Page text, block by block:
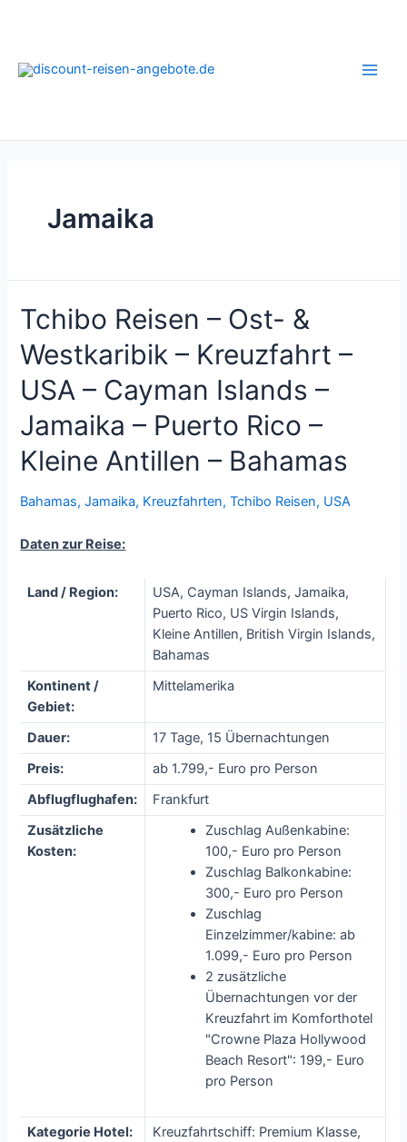
Jamaika
Tchibo Reisen – Ost- &
Westkaribik – Kreuzfahrt –
USA – Cayman Islands –
Jamaika – Puerto Rico –
Kleine Antillen – Bahamas
Bahamas,Jamaika, Kreuzfahrten,Tchibo Reisen, USA
Daten zur Reise:
Land / Region:
USA, Cayman Islands, Jamaika,
Puerto Rico, US Virgin Islands,
Kleine Antillen, British Virgin Islands,
Bahamas
Kontinent /
Gebiet:
Mittelamerika
Dauer:
17 Tage, 15 Übernachtungen
Preis:
ab 1.799,- Euro pro Person
Abflugflughafen:
Frankfurt
Zusätzliche
Kosten:
Zuschlag Außenkabine:
100,- Euro pro Person
Zuschlag Balkonkabine:
300,- Euro pro Person
Zuschlag
Einzelzimmer/kabine: ab
1.099,- Euro pro Person
2 zusätzliche
Übernachtungen vor der
Kreuzfahrt im Komforthotel
"Crowne Plaza Hollywood
Beach Resort": 199,- Euro
pro Person
Kategorie Hotel:
Kreuzfahrtschiff: Premium Klasse,